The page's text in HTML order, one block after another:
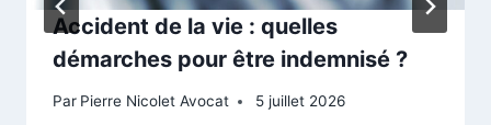
Accident de la vie : quelles
démarches pour être indemnisé ?
Par Pierre Nicolet Avocat 5 juillet 2026